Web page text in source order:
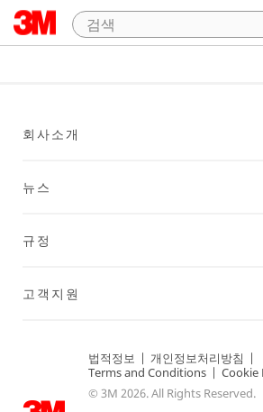
회사소개
뉴스
규정
고객지원
법적정보 | 개인정보처리방침 |
Terms and Conditions | Cookie
© 3M 2026. All Rights Reserved.